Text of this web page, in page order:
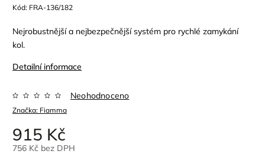
Kód: FRA-136/182
Nejrobustnější a nejbezpečnější systém pro rychlé zamykání
kol.
Detailní informace
Značka: Fiamma
Neohodnoceno
915 Kč
756 Kč bez DPH